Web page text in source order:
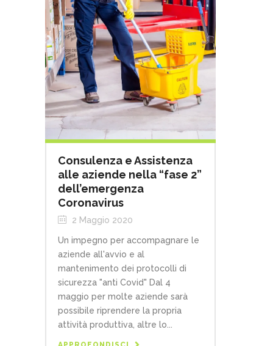
Consulenza e Assistenza
alle aziende nella “fase 2”
dell’emergenza
Coronavirus
2 Maggio 2020
Un impegno per accompagnare le
aziende all'avvio e al
mantenimento dei protocolli di
sicurezza "anti Covid" Dal 4
maggio per molte aziende sarà
possibile riprendere la propria
attività produttiva, altre lo...